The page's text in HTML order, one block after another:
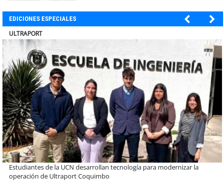
EDICIONES ESPECIALES
BANCO DE CHILE
Educación y colaboración público-privada se toman La Araucanía:
encuentro reunió a líderes para abordar las brechas y oportunidades